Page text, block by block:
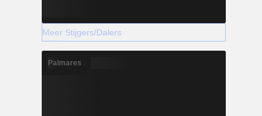
Meer Stijgers/Dalers
Palmares